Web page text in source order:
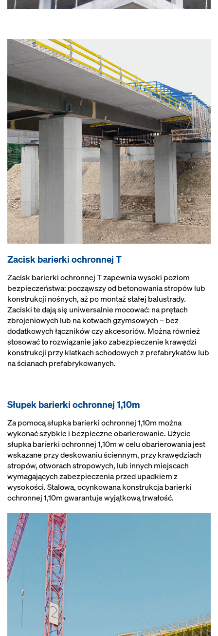
Zacisk barierki ochronnej T
Zacisk barierki ochronnej T zapewnia wysoki poziom
bezpieczeństwa: począwszy od betonowania stropów lub
konstrukcji nośnych, aż po montaż stałej balustrady.
Zaciski te dają się uniwersalnie mocować: na prętach
zbrojeniowych lub na kotwach gzymsowych – bez
dodatkowych łączników czy akcesoriów. Można również
stosować to rozwiązanie jako zabezpieczenie krawędzi
konstrukcji przy klatkach schodowych z prefabrykatów lub
na ścianach prefabrykowanych.
Słupek barierki ochronnej 1,10m
Za pomocą słupka barierki ochronnej 1,10m można
wykonać szybkie i bezpieczne obarierowanie. Użycie
słupka barierki ochronnej 1,10m w celu obarierowania jest
wskazane przy deskowaniu ściennym, przy krawędziach
stropów, otworach stropowych, lub innych miejscach
wymagających zabezpieczenia przed upadkiem z
wysokości. Stalowa, ocynkowana konstrukcja barierki
ochronnej 1,10m gwarantuje wyjątkową trwałość.